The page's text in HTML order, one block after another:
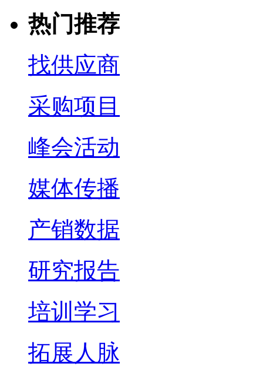
热门推荐
找供应商
采购项目
峰会活动
媒体传播
产销数据
研究报告
培训学习
拓展人脉